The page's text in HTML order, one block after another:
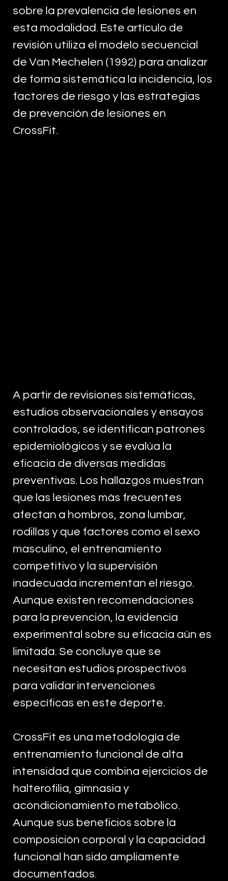
sobre la prevalencia de lesiones en
esta modalidad. Este artículo de
revisión utiliza el modelo secuencial
de Van Mechelen (1992) para analizar
de forma sistemática la incidencia, los
factores de riesgo y las estrategias
de prevención de lesiones en
CrossFit.
A partir de revisiones sistemáticas,
estudios observacionales y ensayos
controlados, se identifican patrones
epidemiológicos y se evalúa la
eficacia de diversas medidas
preventivas. Los hallazgos muestran
que las lesiones más frecuentes
afectan a hombros, zona lumbar,
rodillas y que factores como el sexo
masculino, el entrenamiento
competitivo y la supervisión
inadecuada incrementan el riesgo.
Aunque existen recomendaciones
para la prevención, la evidencia
experimental sobre su eficacia aún es
limitada. Se concluye que se
necesitan estudios prospectivos
para validar intervenciones
específicas en este deporte.
CrossFit es una metodología de
entrenamiento funcional de alta
intensidad que combina ejercicios de
halterofilia, gimnasia y
acondicionamiento metabólico.
Aunque sus beneficios sobre la
composición corporal y la capacidad
funcional han sido ampliamente
documentados.